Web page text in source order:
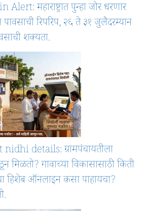
महाराष्ट्रात पुन्हा जोर धरणार
रिपरिप, २६ ते ३१ जुलैदरम्यान
शक्यता.
details: ग्रामपंचायतीला
मिळतो? गावाच्या विकासासाठी किती
हिशेब ऑनलाइन कसा पाहायचा?